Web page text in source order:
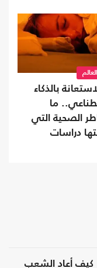
بالذكاء
ما
الصحية التي
دراسات
كيف أعاد الشعب